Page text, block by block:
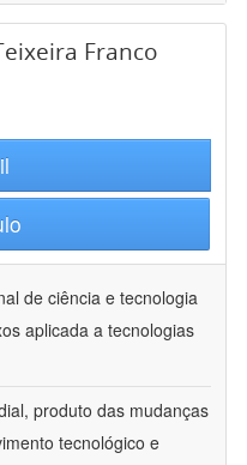
Franco
de ciência e tecnologia
aplicada a tecnologias
produto das mudanças
tecnológico e